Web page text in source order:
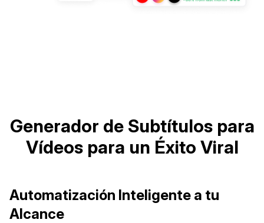
Generador de Subtítulos para
Vídeos para un Éxito Viral
Automatización Inteligente a tu
Alcance